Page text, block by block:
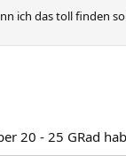
ich das toll finden
20 - 25 GRad